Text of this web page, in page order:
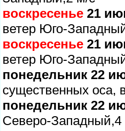
оскресенье 21
етер Юго-
оскресенье 21
етер Юго-
понедельник 22
существенных оса,
понедельник 22
Северо-Западный,4